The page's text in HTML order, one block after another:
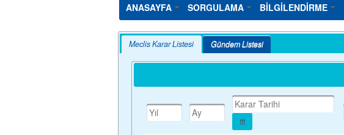
ANASAYFA SORGULAMA BİLGİLENDİRME
Meclis Karar Listesi Gündem Listesi